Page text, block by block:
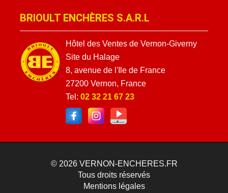
BRIOULT ENCHÈRES S.A.R.L
Hôtel des Ventes de Vernon-Giverny
Site du Halage
8, avenue de l'Ile de France
27200 Vernon, France
Tel: 02 32 21 67 23
© 2026 VERNON-ENCHERES.FR
Tous droits réservés
Mentions légales